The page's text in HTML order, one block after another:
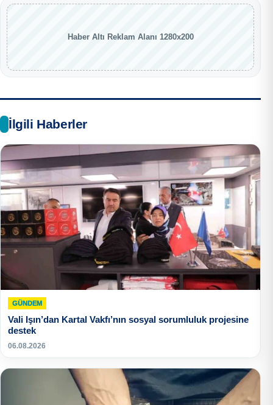
Haber Altı Reklam Alanı 1280x200
İlgili Haberler
GÜNDEM
Vali Işın’dan Kartal Vakfı’nın sosyal sorumluluk projesine
destek
06.08.2026